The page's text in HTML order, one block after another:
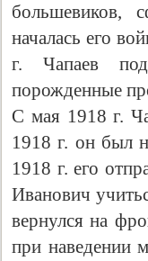
большевиков,
началась его
г. Чапаев
порожденные
С мая 1918 г.
1918 г. он был
1918 г. его
Иванович
вернулся на
при наведении